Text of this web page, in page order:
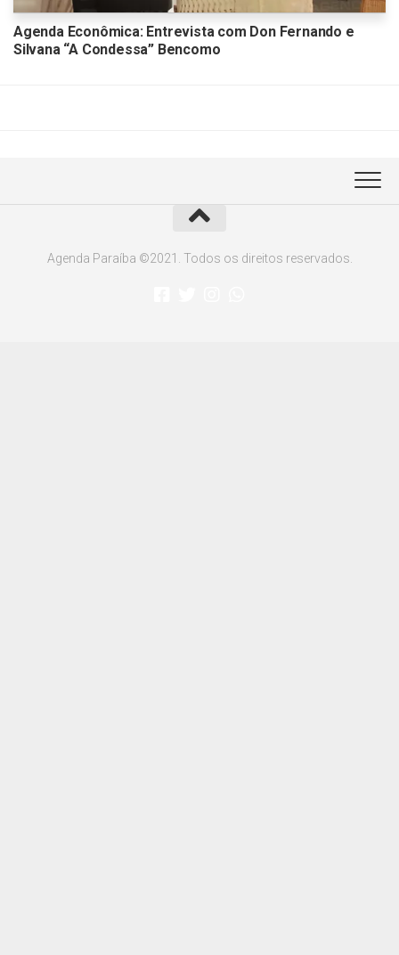
Agenda Econômica: Entrevista com Don Fernando e
Silvana “A Condessa” Bencomo
Agenda Paraíba ©2021. Todos os direitos reservados.